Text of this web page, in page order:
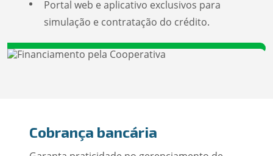
Portal web e aplicativo exclusivos para
simulação e contratação do crédito.
Cobrança bancária